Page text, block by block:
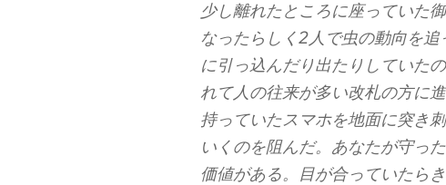
少し離れたところに座っていた
なったらしく2人で虫の動向を
に引っ込んだり出たりしていた
れて人の往来が多い改札の方に
持っていたスマホを地面に突き
いくのを阻んだ。あなたが守っ
価値がある。目が合っていたら